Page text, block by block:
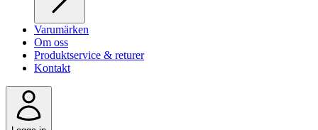
Varumärken
Om oss
Produktservice & returer
Kontakt